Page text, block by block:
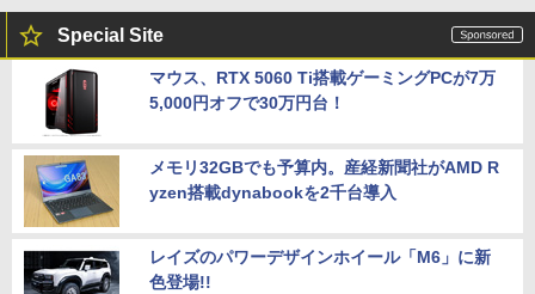
Special Site
マウス、RTX 5060 Ti搭載ゲーミングPCが7万
5,000円オフで30万円台！
メモリ32GBでも予算内。産経新聞社がAMD R
yzen搭載dynabookを2千台導入
レイズのパワーデザインホイール「M6」に新
色登場!!